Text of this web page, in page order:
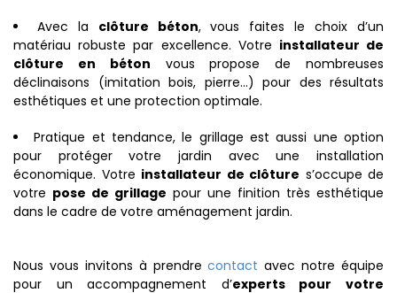
Avec la clôture béton, vous faites le choix d’un
matériau robuste par excellence. Votre installateur de
clôture en béton vous propose de nombreuses
déclinaisons (imitation bois, pierre…) pour des résultats
esthétiques et une protection optimale.
Pratique et tendance, le grillage est aussi une option
pour protéger votre jardin avec une installation
économique. Votre installateur de clôture s’occupe de
votre pose de grillage pour une finition très esthétique
dans le cadre de votre aménagement jardin.
Nous vous invitons à prendrecontact avec notre équipe
pour un accompagnement d’experts pour votre